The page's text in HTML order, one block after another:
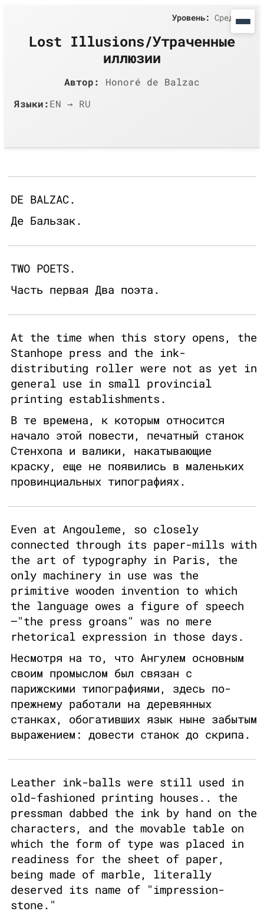
Lost Illusions/Утраченные
иллюзии
Автор:
Honoré de Balzac
Языки:EN → RU
Уровень: Средний
DE BALZAC.
Де Бальзак.
TWO POETS.
Часть первая Два поэта.
At the time when this story opens, the
Stanhope press and the ink-
distributing roller were not as yet in
general use in small provincial
printing establishments.
В те времена, к которым относится
начало этой повести, печатный станок
Стенхопа и валики, накатывающие
краску, еще не появились в маленьких
провинциальных типографиях.
Even at Angouleme, so closely
connected through its paper-mills with
the art of typography in Paris, the
only machinery in use was the
primitive wooden invention to which
the language owes a figure of speech
—"the press groans" was no mere
rhetorical expression in those days.
Несмотря на то, что Ангулем основным
своим промыслом был связан с
парижскими типографиями, здесь по-
прежнему работали на деревянных
станках, обогативших язык ныне забытым
выражением: довести станок до скрипа.
Leather ink-balls were still used in
old-fashioned printing houses.. the
pressman dabbed the ink by hand on the
characters, and the movable table on
which the form of type was placed in
readiness for the sheet of paper,
being made of marble, literally
deserved its name of "impression-
stone."